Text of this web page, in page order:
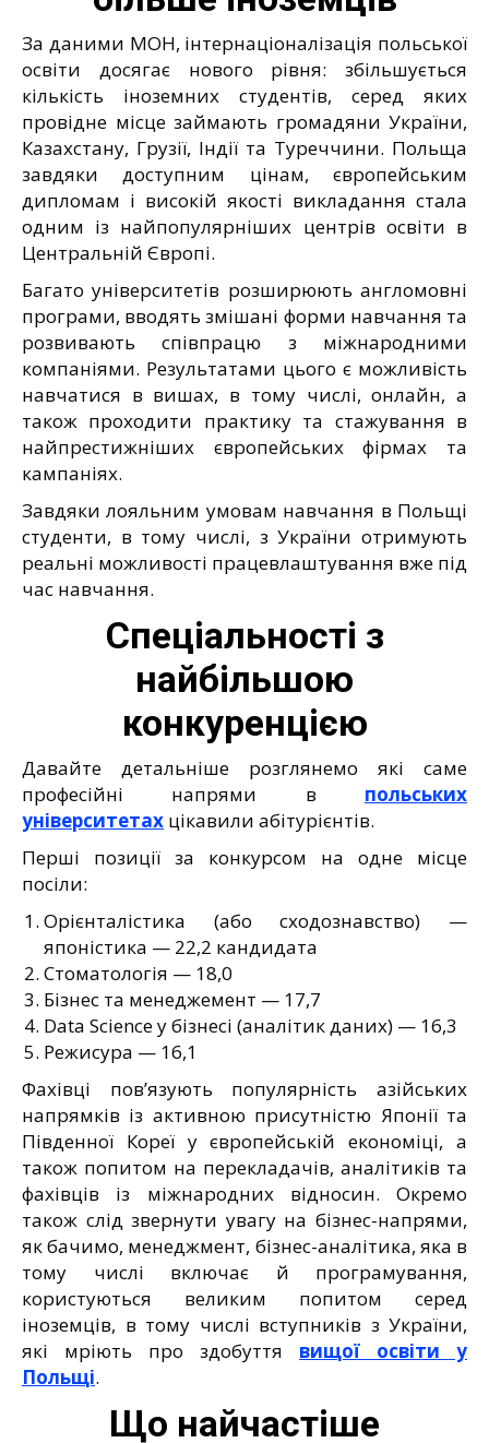
За даними МОН, інтернаціоналізація польської
освіти досягає нового рівня: збільшується
кількість іноземних студентів, серед яких
провідне місце займають громадяни України,
Казахстану, Грузії, Індії та Туреччини. Польща
завдяки доступним цінам, європейським
дипломам і високій якості викладання стала
одним із найпопулярніших центрів освіти в
Центральній Європі.
Багато університетів розширюють англомовні
програми, вводять змішані форми навчання та
розвивають співпрацю з міжнародними
компаніями. Результатами цього є можливість
навчатися в вишах, в тому числі, онлайн, а
також проходити практику та стажування в
найпрестижніших європейських фірмах та
кампаніях.
Завдяки лояльним умовам навчання в Польщі
студенти, в тому числі, з України отримують
реальні можливості працевлаштування вже під
час навчання.
Спеціальності з
найбільшою
конкуренцією
Давайте детальніше розглянемо які саме
професійні напрями в польських
університетах цікавили абітурієнтів.
Перші позиції за конкурсом на одне місце
посіли:
Орієнталістика (або сходознавство) —
японістика — 22,2 кандидата
Стоматологія — 18,0
Бізнес та менеджемент — 17,7
Data Science у бізнесі (аналітик даних) — 16,3
Режисура — 16,1
Фахівці пов’язують популярність азійських
напрямків із активною присутністю Японії та
Південної Кореї у європейській економіці, а
також попитом на перекладачів, аналітиків та
фахівців із міжнародних відносин. Окремо
також слід звернути увагу на бізнес-напрями,
як бачимо, менеджмент, бізнес-аналітика, яка в
тому числі включає й програмування,
користуються великим попитом серед
іноземців, в тому числі вступників з України,
які мріють про здобуття вищої освіти у
Польщі.
Що найчастіше